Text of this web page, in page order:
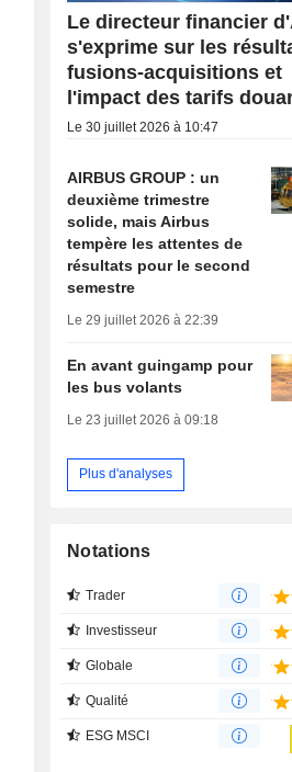
Le directeur financier
s'exprime sur les
fusions-acquisitions et
l'impact des tarifs
Le 30 juillet 2026 à 10:47
AIRBUS GROUP : un
deuxième trimestre
solide, mais Airbus
tempère les attentes de
résultats pour le second
semestre
Le 29 juillet 2026 à 22:39
En avant guingamp pour
les bus volants
Le 23 juillet 2026 à 09:18
Plus d'analyses
Notations
Trader
Investisseur
Globale
Qualité
ESG MSCI